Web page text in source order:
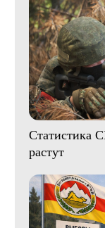
Статистика
растут